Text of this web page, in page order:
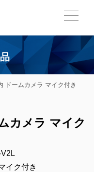
ドームカメラ マイク付き
カメラ マイク